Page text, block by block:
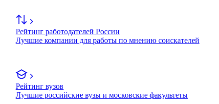
Рейтинг работодателей России
Лучшие компании для работы по мнению соискателей
Рейтинг вузов
Лучшие российские вузы и московские факультеты